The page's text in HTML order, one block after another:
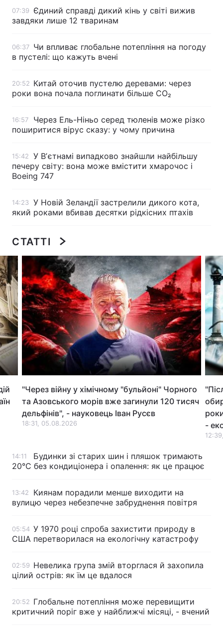
Україна Політика
Спорт Наука
Техно і зв'язок Лайт
Здоров'я Туризм
Екологія Регіони
Відео з Youtube Статті
Інтерв'ю Думки
Архів Вакансії
Контакти
Послуги
07:39
Єдиний справді дикий кінь у світі вижив
завдяки лише 12 тваринам
06:37 Чи впливає глобальне потепління на погоду
в пустелі: що кажуть вчені
20:52 Китай оточив пустелю деревами: через
роки вона почала поглинати більше CO₂
16:57
Через Ель-Ніньо серед тюленів може різко
поширитися вірус сказу: у чому причина
15:42
У Вʼєтнамі випадково знайшли найбільшу
печеру світу: вона може вмістити хмарочос і
Boeing 747
14:23 У Новій Зеландії застрелили дикого кота,
який роками вбивав десятки рідкісних птахів
СТАТТІ
"Через війну у хімічному "бульйоні" Чорного
та Азовського морів вже загинули 120 тисяч
дельфінів", - науковець Іван Русєв
18:31, 05.08.2026
-
14:11
Будинки зі старих шин і пляшок тримають
20°C без кондиціонера і опалення: як це працює
13:42
Киянам порадили менше виходити на
вулицю через небезпечне забруднення повітря
05:54 У 1970 році спроба захистити природу в
США перетворилася на екологічну катастрофу
02:59 Невелика група змій вторглася й захопила
цілий острів: як їм це вдалося
20:52 Глобальне потепління може перевищити
критичний поріг вже у найближчі місяці, - вчений